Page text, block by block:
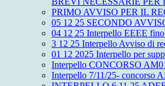
PRIMO AVVISO PER IL
05 12 25 SECONDO
04 12 25 Interpello EEEE
3 12 25 Interpello Avviso di
01 12 2025 Interpello per
Interpello CONCORSO
Interpello 7/11/25- concorso